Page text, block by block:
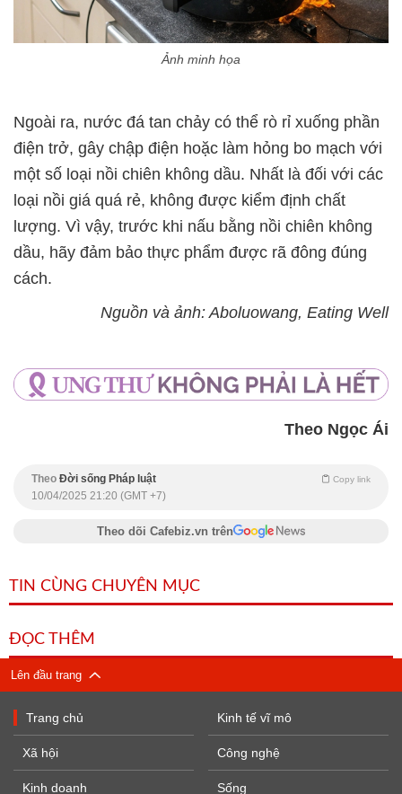
Ảnh minh họa
Ngoài ra, nước đá tan chảy có thể rò rỉ xuống phần
điện trở, gây chập điện hoặc làm hỏng bo mạch với
một số loại nồi chiên không dầu. Nhất là đối với các
loại nồi giá quá rẻ, không được kiểm định chất
lượng. Vì vậy, trước khi nấu bằng nồi chiên không
dầu, hãy đảm bảo thực phẩm được rã đông đúng
cách.
Nguồn và ảnh: Aboluowang, Eating Well
Theo Ngọc Ái
Theo Đời sống Pháp luật Copy link
10/04/2025 21:20 (GMT +7)
Theo dõi Cafebiz.vn trên
TIN CÙNG CHUYÊN MỤC
ĐỌC THÊM
Lên đầu trang
Trang chủ
Xã hội
Kinh doanh
Kinh tế vĩ mô
Công nghệ
Sống